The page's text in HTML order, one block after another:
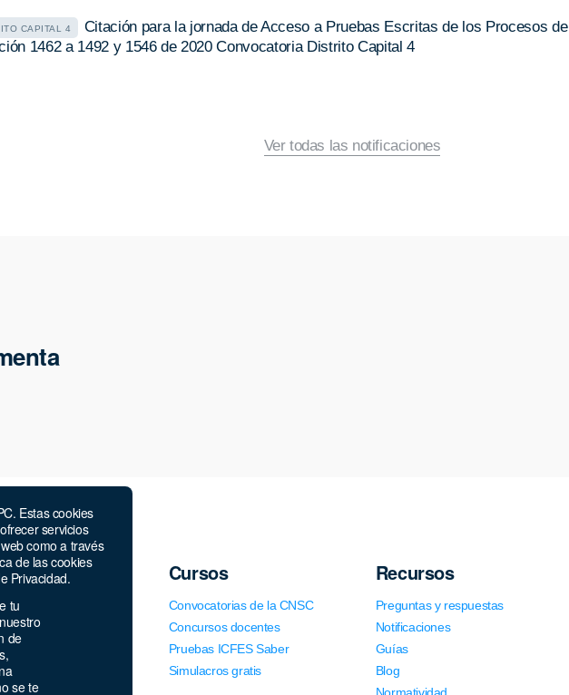
Estas cookies
servicios
como a través
de las cookies
Privacidad.
tu
de
se te
CAPITAL 4
Citación para la jornada de Acceso a Pruebas Escritas de los Procesos de
1462 a 1492 y 1546 de 2020 Convocatoria Distrito Capital 4
Ver todas las notificaciones
privacidad
y condiciones
Cursos
Convocatorias de la CNSC
Concursos docentes
Pruebas ICFES Saber
Simulacros gratis
Recursos
Preguntas y respuestas
Notificaciones
Guías
Blog
Normatividad